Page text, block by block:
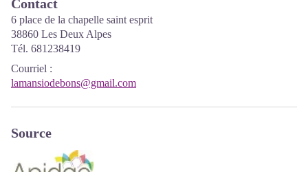
Contact
6 place de la chapelle saint esprit
38860 Les Deux Alpes
Tél. 681238419
Courriel :
lamansiodebons@gmail.com
Source